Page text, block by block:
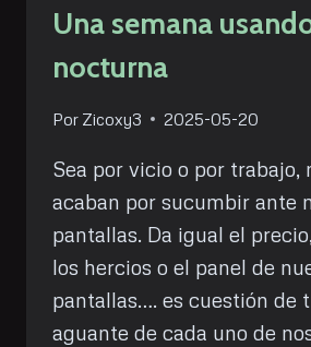
Una semana
nocturna
Por Zicoxy3 2025-05-20
Sea por vicio o por trabajo,
acaban por sucumbir ante
pantallas. Da igual el
los hercios o el panel de
pantallas…. es cuestión de
aguante de cada uno de